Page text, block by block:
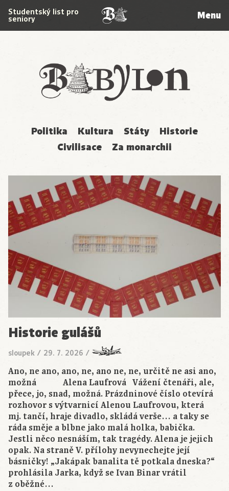
Babylon
Politika Kultura Státy
Historie
Civilisace
Za monarchii
Studentský list pro
seniory Menu
Historie gulášů
sloupek / 29. 7. 2026 /
Ano, ne ano, ano, ne, ano ne, ne, určitě ne asi ano,
možná Alena Laufrová Vážení čtenáři, ale,
přece, jo, snad, možná. Prázdninové číslo otevírá
rozhovor s výtvarnicí Alenou Laufrovou, která
mj. tančí, hraje divadlo, skládá verše… a taky se
ráda směje a blbne jako malá holka, babička.
Jestli něco nesnáším, tak tragédy. Alena je jejich
opak. Na straně V. přílohy nevynechejte její
básničky! „Jakápak banalita tě potkala dneska?“
prohlásila Jarka, když se Ivan Binar vrátil
z oběžné…